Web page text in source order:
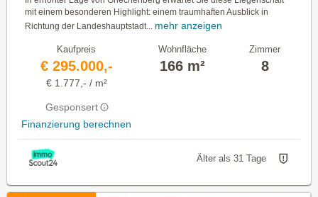
mit einem besonderen Highlight: einem traumhaften Ausblick in
Richtung der Landeshauptstadt... mehr anzeigen
Kaufpreis
€ 295.000,-
€ 1.777,- / m²
Gesponsert
Finanzierung berechnen
Wohnfläche
166 m²
Zimmer
8
Älter als 31 Tage